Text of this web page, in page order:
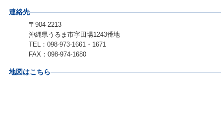
連絡先
〒904-2213
沖縄県うるま市字田場1243番地
TEL：098-973-1661・1671
FAX：098-974-1680
地図はこちら